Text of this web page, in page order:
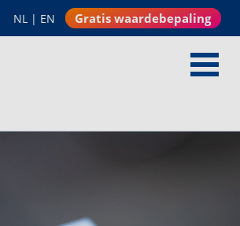
NL | EN Gratis waardebepaling